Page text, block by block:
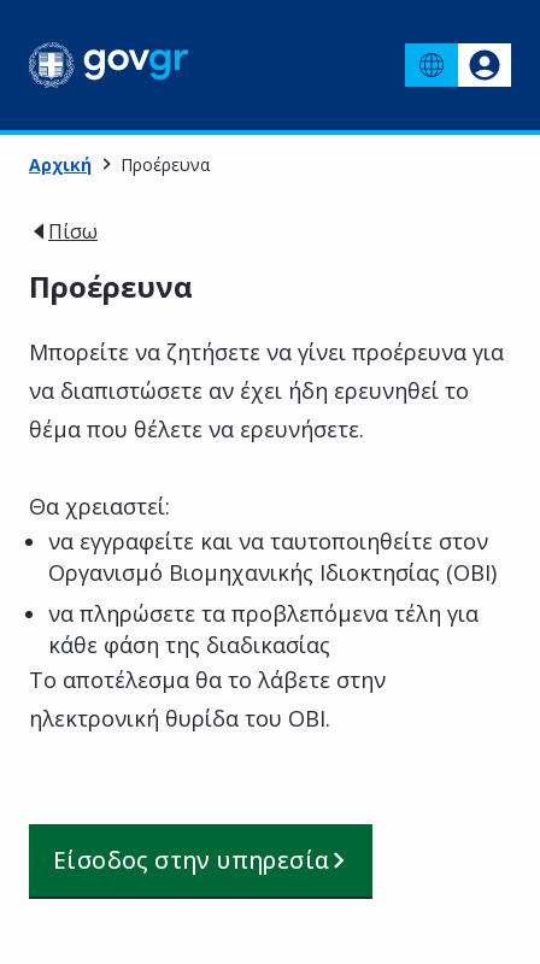
Αρχική Προέρευνα
Πίσω
Προέρευνα
Μπορείτε να ζητήσετε να γίνει προέρευνα για
να διαπιστώσετε αν έχει ήδη ερευνηθεί το
θέμα που θέλετε να ερευνήσετε.
Θα χρειαστεί:
να εγγραφείτε και να ταυτοποιηθείτε στον
Οργανισμό Βιομηχανικής Ιδιοκτησίας (ΟΒΙ)
να πληρώσετε τα προβλεπόμενα τέλη για
κάθε φάση της διαδικασίας
Το αποτέλεσμα θα το λάβετε στην
ηλεκτρονική θυρίδα του ΟΒΙ.
Είσοδος στην υπηρεσία